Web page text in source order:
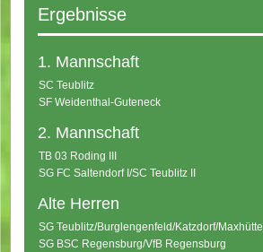
Ergebnisse
1. Mannschaft
SC Teublitz
SF Weidenthal-Guteneck
2. Mannschaft
TB 03 Roding III
SG FC Saltendorf I/SC Teublitz II
Alte Herren
SG Teublitz/Burglengenfeld/Katzdorf/Maxhütte
SG BSC Regensburg/VfB Regensburg